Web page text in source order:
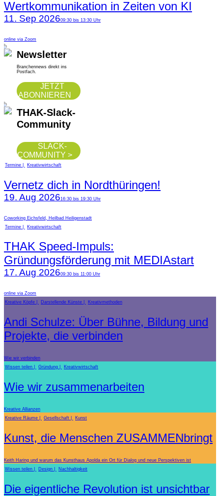
Wertkommunikation in Zeiten von KI
11. Sep 202609:30 bis 13:30 Uhr
online via Zoom
Newsletter
Branchennews direkt ins
Postfach.
JETZT
ABONNIEREN
THAK-Slack-
Community
SLACK-
COMMUNITY >
Termine Kreativwirtschaft
Vernetz dich in Nordthüringen!
19. Aug 202616:30 bis 19:30 Uhr
Coworking Eichsfeld, Heilbad Heiligenstadt
Termine
Kreativwirtschaft
THAK Speed-Impuls:
Gründungsförderung mit MEDIAstart
17. Aug 202609:30 bis 11:00 Uhr
online via Zoom
Kreative Köpfe
Darstellende Künste Kreativmethoden
Andi Schulze: Über Bühne, Bildung und
Projekte, die verbinden
Wie wir verbinden
Wissen teilen
Gründung Kreativwirtschaft
Wie wir zusammenarbeiten
Kreative Allianzen
Kreative Räume
Gesellschaft Kunst
Kunst, die Menschen ZUSAMMENbringt
Keith Haring und warum das Kunsthaus Apolda ein Ort für Dialog und neue Perspektiven ist
Wissen teilen
Design Nachhaltigkeit
Die eigentliche Revolution ist unsichtbar